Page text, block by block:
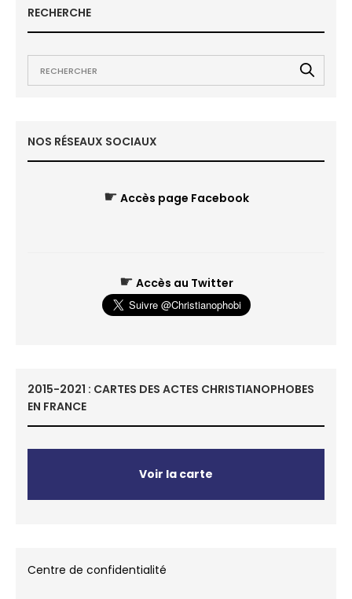
RECHERCHE
NOS RÉSEAUX SOCIAUX
☛ Accès page Facebook
☛ Accès au Twitter
2015-2021 : CARTES DES ACTES CHRISTIANOPHOBES
EN FRANCE
Voir la carte
Centre de confidentialité